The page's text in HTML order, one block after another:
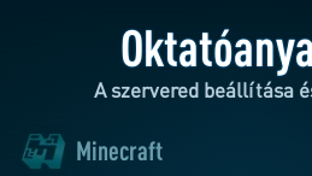
A szervered beállítása
Minecraft